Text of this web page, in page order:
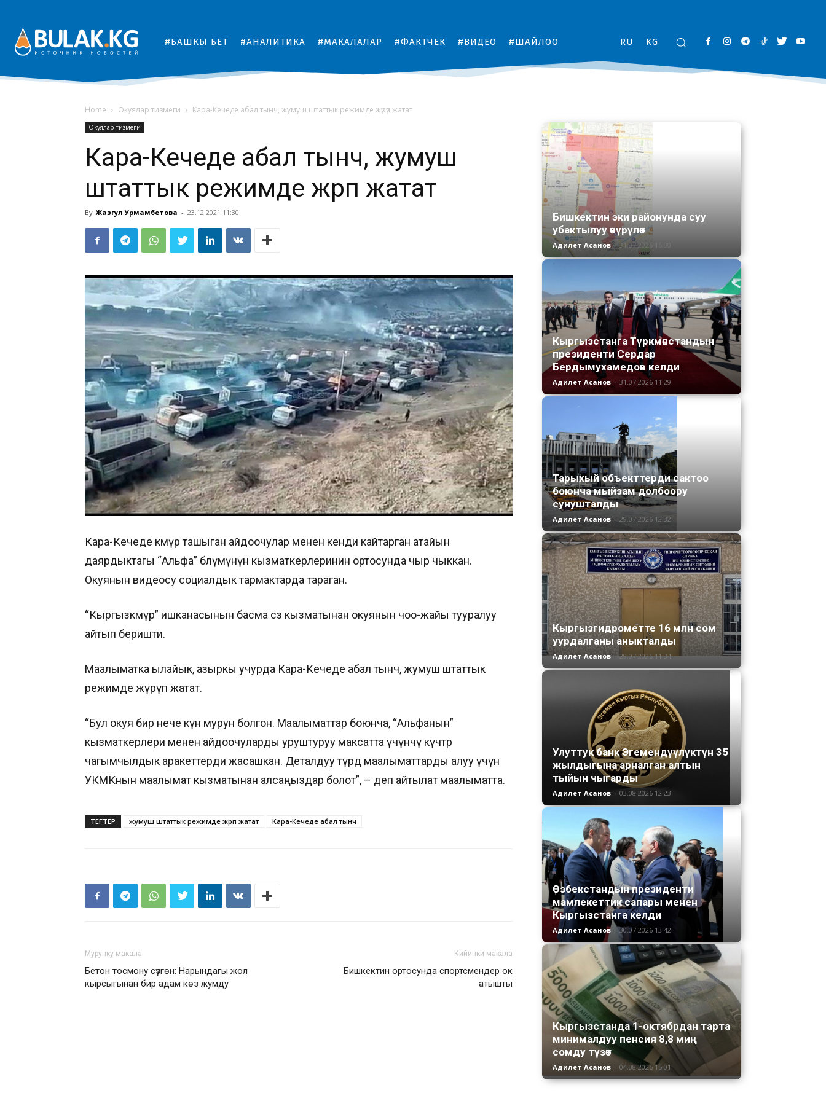
#БАШКЫ БЕТ #АНАЛИТИКА #МАКАЛАЛАР #ФАКТЧЕК #ВИДЕО #ШАЙЛОО RU KG
Home Окуялар тизмеги Кара-Кечеде абал тынч, жумуш штаттык режимде жүрүп жатат
Окуялар тизмеги
Кара-Кечеде абал тынч, жумуш
штаттык режимде жүрүп жатат
By Жазгул Урмамбетова - 23.12.2021 11:30
Кара-Кечеде көмүр ташыган айдоочулар менен кенди кайтарган атайын
даярдыктагы “Альфа” бөлүмүнүн кызматкерлеринин ортосунда чыр чыккан.
Окуянын видеосу социалдык тармактарда тараган.
“Кыргызкөмүр” ишканасынын басма сөз кызматынан окуянын чоо-жайы тууралуу
айтып беришти.
Маалыматка ылайык, азыркы учурда Кара-Кечеде абал тынч, жумуш штаттык
режимде жүрүп жатат.
“Бул окуя бир нече күн мурун болгон. Маалыматтар боюнча, “Альфанын”
кызматкерлери менен айдоочуларды уруштуруу максатта үчүнчү күчтөр
чагымчылдык аракеттерди жасашкан. Деталдуу түрдө маалыматтарды алуу үчүн
УКМКнын маалымат кызматынан алсаңыздар болот”, – деп айтылат маалыматта.
ТЕГТЕР жумуш штаттык режимде жүрүп жатат Кара-Кечеде абал тынч
Мурунку макала
Бетон тосмону сүзгөн: Нарындагы жол
кырсыгынан бир адам көз жумду
Кийинки макала
Бишкектин ортосунда спортсмендер ок
атышты
Бишкектин эки районунда суу
убактылуу өчүрүлөт
Адилет Асанов - 31.07.2026 16:30
Кыргызстанга Түркмөнстандын
президенти Сердар
Бердымухамедов келди
Адилет Асанов - 31.07.2026 11:29
Тарыхый объекттерди сактоо
боюнча мыйзам долбоору
сунушталды
Адилет Асанов - 29.07.2026 12:32
Кыргызгидрометте 16 млн сом
уурдалганы аныкталды
Адилет Асанов - 29.07.2026 11:34
Улуттук банк Эгемендүүлүктүн 35
жылдыгына арналган алтын
тыйын чыгарды
Адилет Асанов - 03.08.2026 12:23
Өзбекстандын президенти
мамлекеттик сапары менен
Кыргызстанга келди
Адилет Асанов - 30.07.2026 13:42
Кыргызстанда 1-октябрдан тарта
минималдуу пенсия 8,8 миң
сомду түзөт
Адилет Асанов - 04.08.2026 15:01